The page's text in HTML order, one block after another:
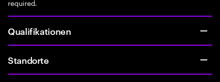
required.
Qualifikationen
Standorte